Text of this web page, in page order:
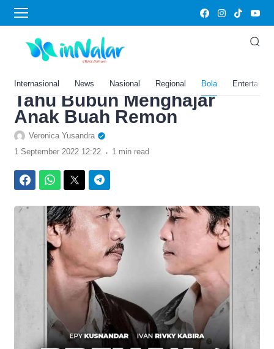
Internasional News Nasional Regional Bola
Home›Bola
Sinopsis Preman Pensiun 6
Malam Ini Kamis, 1
September 2022: Bang Edi
Tahu Bubun Menghajar
Anak Buah Remon
Veronica Yusandra
1 September 2022 12:22 . 1 min read